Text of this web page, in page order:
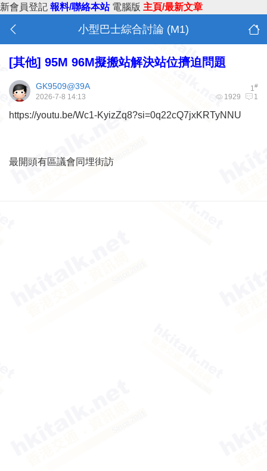
新會員登記 報料/聯絡本站 電腦版 主頁/最新文章
小型巴士綜合討論 (M1)
[其他] 95M 96M擬搬站解決站位擠迫問題
1#
GK9509@39A
1929 1
2026-7-8 14:13
https://youtu.be/Wc1-KyizZq8?si=0q22cQ7jxKRTyNNU
最開頭有區議會同埋街訪